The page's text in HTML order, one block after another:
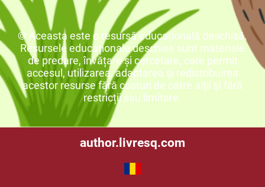
© Aceasta este o resursă educațională deschisă.
Resursele educaționale deschise sunt materiale
de predare, învățare și cercetare, care permit
accesul, utilizarea, adaptarea și redistribuirea
acestor resurse fără costuri de către alții și fără
restricții sau limitare.
author.livresq.com